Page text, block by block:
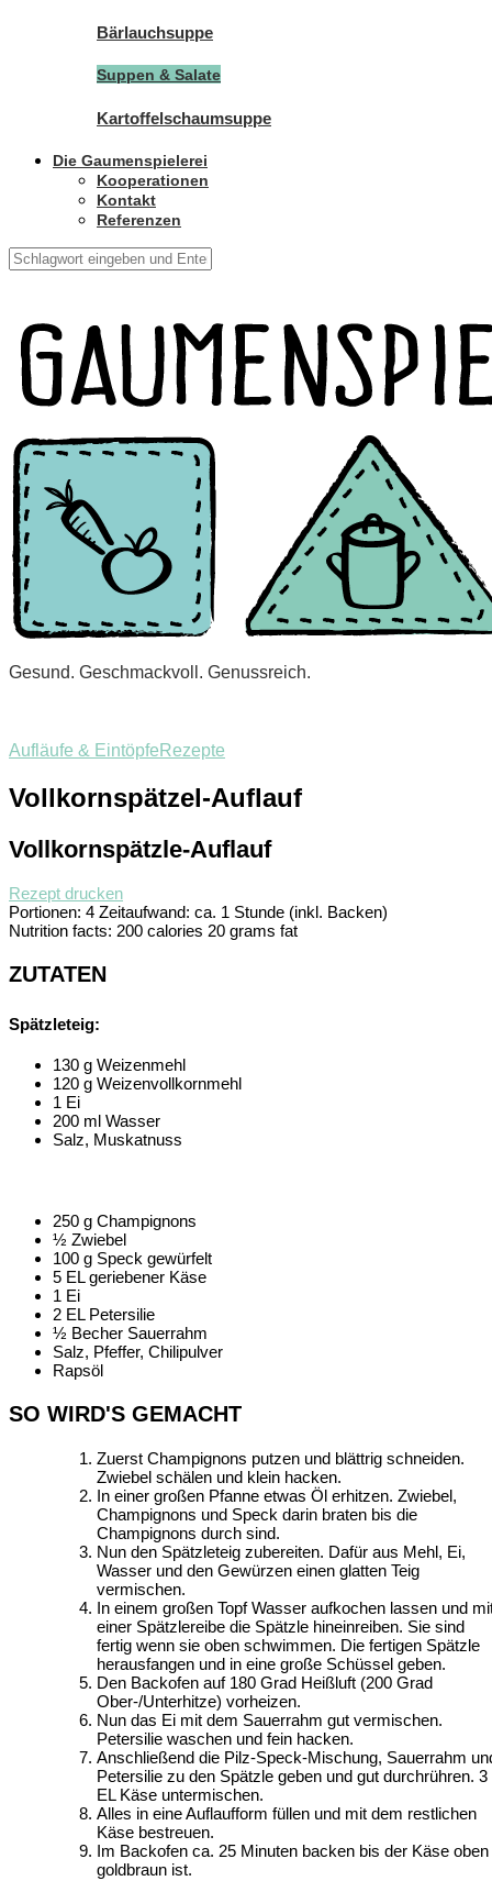
Bärlauchsuppe
Suppen & Salate
Kartoffelschaumsuppe
Die Gaumenspielerei
Kooperationen
Kontakt
Referenzen
Gesund. Geschmackvoll. Genussreich.
Aufläufe & Eintöpfe Rezepte
Vollkornspätzel-Auflauf
Vollkornspätzle-Auflauf
Rezept drucken
Portionen: 4 Zeitaufwand: ca. 1 Stunde (inkl. Backen)
Nutrition facts: 200 calories 20 grams fat
ZUTATEN
Spätzleteig:
130 g Weizenmehl
120 g Weizenvollkornmehl
1 Ei
200 ml Wasser
Salz, Muskatnuss
250 g Champignons
½ Zwiebel
100 g Speck gewürfelt
5 EL geriebener Käse
1 Ei
2 EL Petersilie
½ Becher Sauerrahm
Salz, Pfeffer, Chilipulver
Rapsöl
SO WIRD'S GEMACHT
Zuerst Champignons putzen und blättrig schneiden.
Zwiebel schälen und klein hacken.
In einer großen Pfanne etwas Öl erhitzen. Zwiebel,
Champignons und Speck darin braten bis die
Champignons durch sind.
Nun den Spätzleteig zubereiten. Dafür aus Mehl, Ei,
Wasser und den Gewürzen einen glatten Teig
vermischen.
In einem großen Topf Wasser aufkochen lassen und
einer Spätzlereibe die Spätzle hineinreiben. Sie sind
fertig wenn sie oben schwimmen. Die fertigen Spätzle
herausfangen und in eine große Schüssel geben.
Den Backofen auf 180 Grad Heißluft (200 Grad
Ober-/Unterhitze) vorheizen.
Nun das Ei mit dem Sauerrahm gut vermischen.
Petersilie waschen und fein hacken.
Anschließend die Pilz-Speck-Mischung, Sauerrahm
Petersilie zu den Spätzle geben und gut durchrühren. 3
EL Käse untermischen.
Alles in eine Auflaufform füllen und mit dem restlichen
Käse bestreuen.
Im Backofen ca. 25 Minuten backen bis der Käse oben
goldbraun ist.